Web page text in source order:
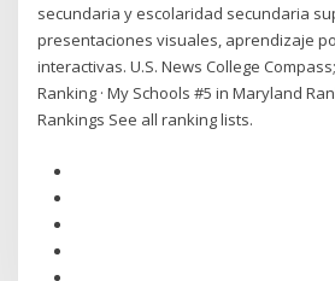
secundaria y escolaridad secundaria
presentaciones visuales, aprendizaje
interactivas. U.S. News College
Ranking · My Schools #5 in Maryland
Rankings See all ranking lists.